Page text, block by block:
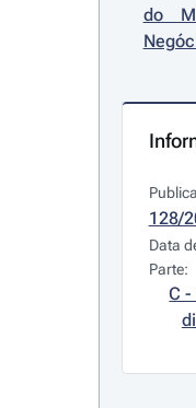
do
128/
Data
Parte:
C